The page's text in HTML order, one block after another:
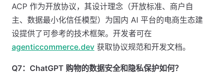
ACP 作为开放协议，其设计理念（开放标准、商户自
主、数据最小化信任模型）为国内 AI 平台的电商生态建
设提供了可参考的技术框架。开发者可在
agenticcommerce.dev 获取协议规范和开发文档。
Q7：ChatGPT 购物的数据安全和隐私保护如何？